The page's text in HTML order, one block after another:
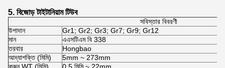
5. বিজোড় টাইটানিয়াম টিউব
সবিস্তার বিবরণী
উপাদান
Gr1; Gr2; Gr3; Gr7; Gr9; Gr12
মান
এএসটিএম বি 338
তরবার
Hongbao
আদ্যাশক্তি (মিমি)
5mm ~ 273mm